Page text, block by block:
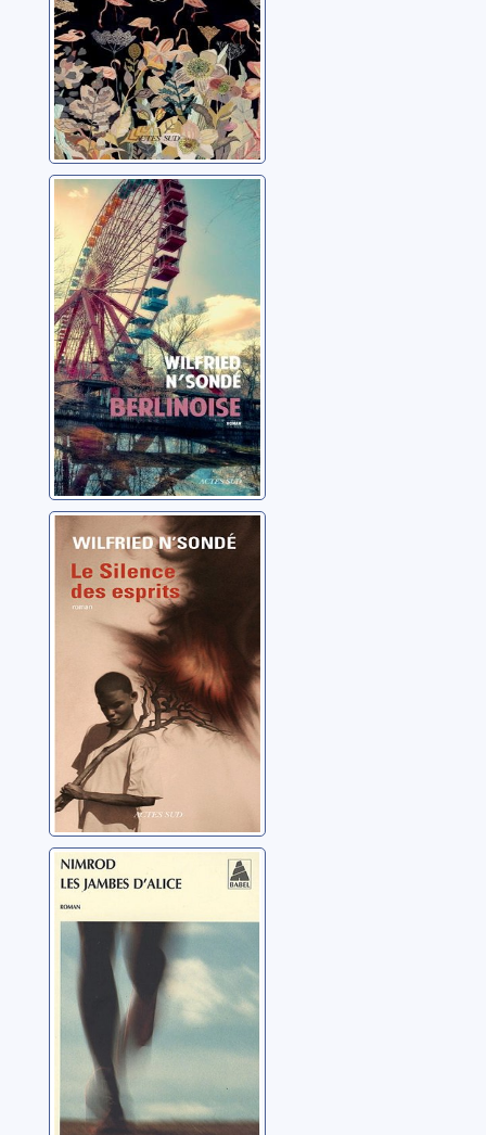
Berlinoise:
roman
N'Sondé, Wilfried
Le silence des
esprits: roman
N'Sondé, Wilfried
Les jambes
d'Alice: roman
Bena Djangrang,
Nimrod